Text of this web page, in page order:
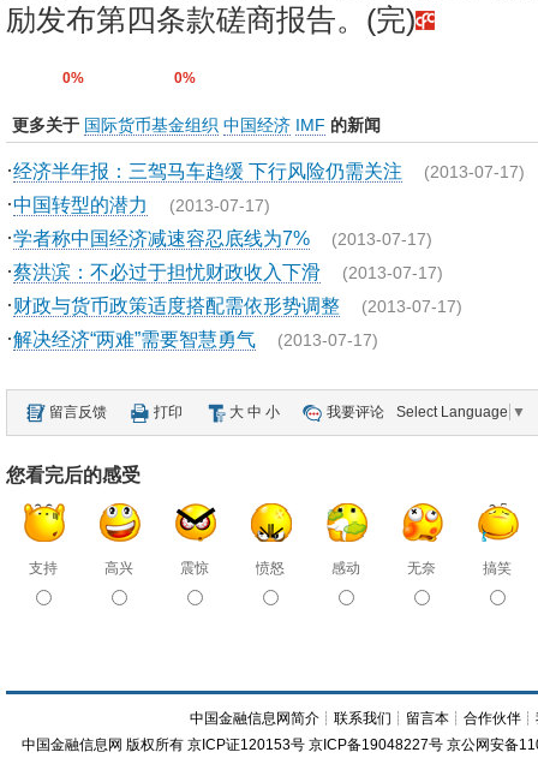
励发布第四条款磋商报告。(完)
0% 0%
更多关于 国际货币基金组织 中国经济 IMF 的新闻
·经济半年报：三驾马车趋缓 下行风险仍需关注 (2013-07-17)
·中国转型的潜力 (2013-07-17)
·学者称中国经济减速容忍底线为7% (2013-07-17)
·蔡洪滨：不必过于担忧财政收入下滑 (2013-07-17)
·财政与货币政策适度搭配需依形势调整 (2013-07-17)
·解决经济“两难”需要智慧勇气 (2013-07-17)
留言反馈 打印 大 中 小 我要评论 Select Language ▼
您看完后的感受
支持 高兴 震惊 愤怒 感动 无奈 搞笑
中国金融信息网简介 ┊联系我们 ┊ 留言本 ┊合作伙伴 ┊
中国金融信息网 版权所有 京ICP证120153号 京ICP备19048227号 京公网安备